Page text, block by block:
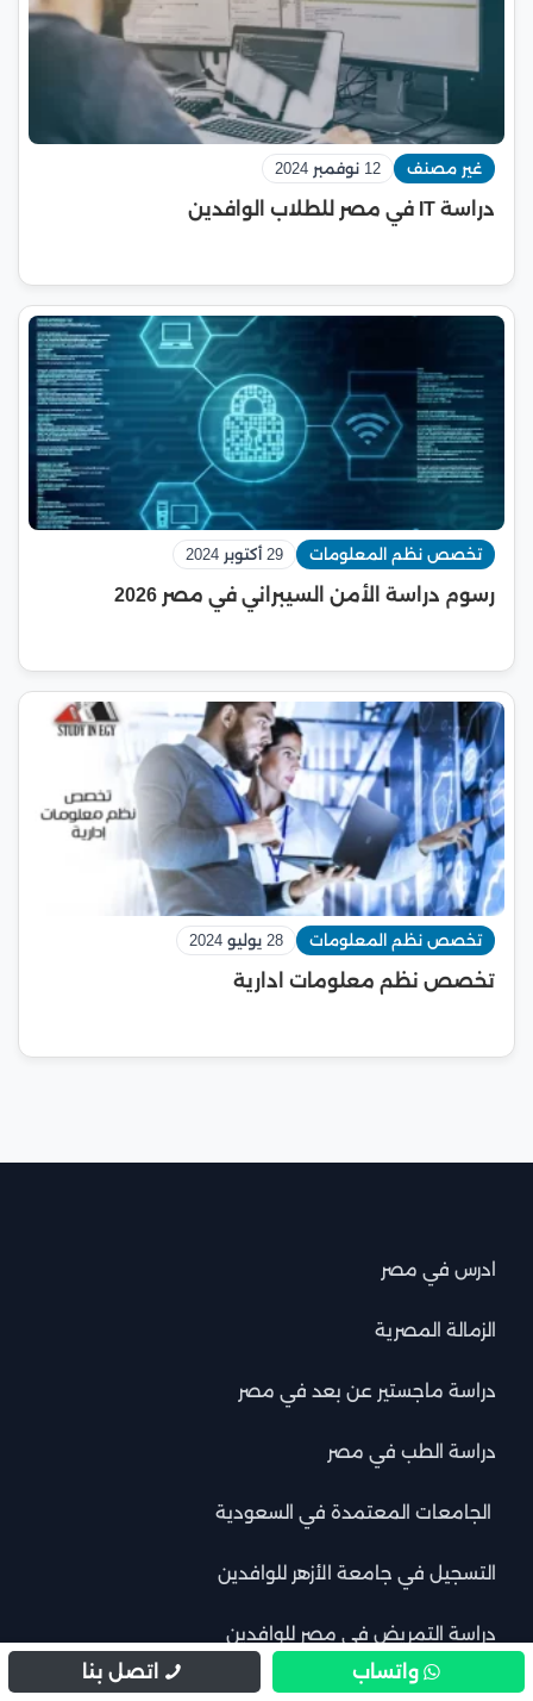
غير مصنف 12 نوفمبر 2024
دراسة IT في مصر للطلاب الوافدين
تخصص نظم المعلومات 29 أكتوبر 2024
رسوم دراسة الأمن السيبراني في مصر 2026
تخصص نظم المعلومات 28 يوليو 2024
تخصص نظم معلومات ادارية
ادرس في مصر
الزمالة المصرية
دراسة ماجستير عن بعد في مصر
دراسة الطب في مصر
الجامعات المعتمدة في السعودية
التسجيل في جامعة الأزهر للوافدين
دراسة التمريض في مصر للوافدين
سياسة الخصوصية
واتساب اتصل بنا